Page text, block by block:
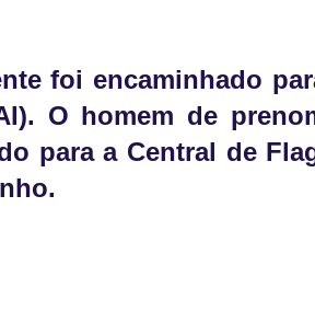
foi encaminhado
O homem de
para a Central de